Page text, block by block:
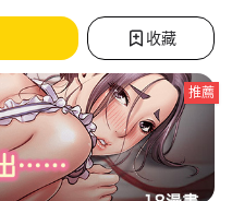
收藏
推薦